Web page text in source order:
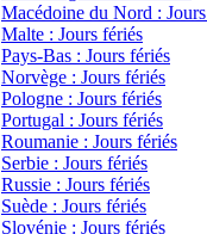
Macédoine du Nord :
Malte : Jours fériés
Pays-Bas : Jours fériés
Norvège : Jours fériés
Pologne : Jours fériés
Portugal : Jours fériés
Roumanie : Jours fériés
Serbie : Jours fériés
Russie : Jours fériés
Suède : Jours fériés
Slovénie : Jours fériés